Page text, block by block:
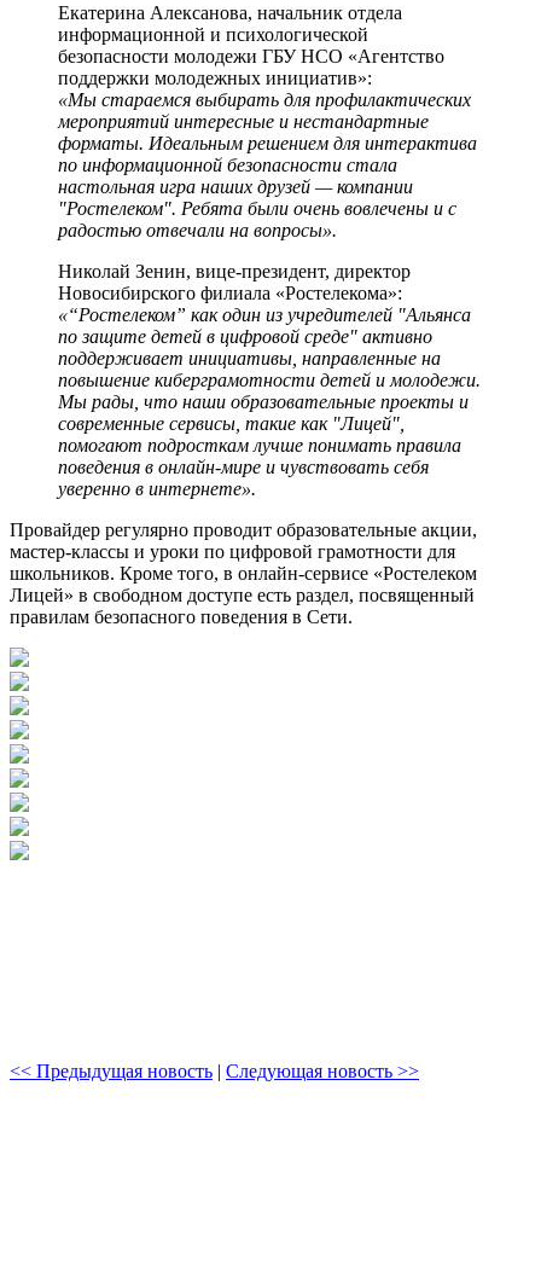
Екатерина Алексанова, начальник отдела
информационной и психологической
безопасности молодежи ГБУ НСО «Агентство
поддержки молодежных инициатив»:
«Мы стараемся выбирать для профилактических
мероприятий интересные и нестандартные
форматы. Идеальным решением для интерактива
по информационной безопасности стала
настольная игра наших друзей — компании
"Ростелеком". Ребята были очень вовлечены и с
радостью отвечали на вопросы».
Николай Зенин, вице-президент, директор
Новосибирского филиала «Ростелекома»:
«“Ростелеком” как один из учредителей "Альянса
по защите детей в цифровой среде" активно
поддерживает инициативы, направленные на
повышение киберграмотности детей и молодежи.
Мы рады, что наши образовательные проекты и
современные сервисы, такие как "Лицей",
помогают подросткам лучше понимать правила
поведения в онлайн-мире и чувствовать себя
уверенно в интернете».
Провайдер регулярно проводит образовательные акции,
мастер-классы и уроки по цифровой грамотности для
школьников. Кроме того, в онлайн-сервисе «Ростелеком
Лицей» в свободном доступе есть раздел, посвященный
правилам безопасного поведения в Сети.
<< Предыдущая новость | Следующая новость >>